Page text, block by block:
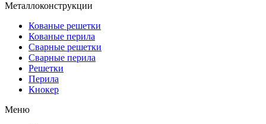
Металлоконструкции
Кованые решетки
Кованые перила
Сварные решетки
Сварные перила
Решетки
Перила
Кнокер
Меню